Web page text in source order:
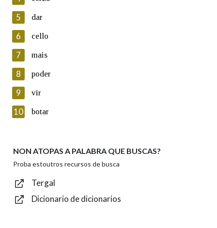
Lin e acepto as condicións da política de
Introduce o código que aparece na imaxe:
Texto de verificación
Enviar
5 dar
6 cello
7 mais
8 poder
9 vir
10 botar
NON ATOPAS A PALABRA QUE BUSCAS?
Proba estoutros recursos de busca
Tergal
Dicionario de dicionarios